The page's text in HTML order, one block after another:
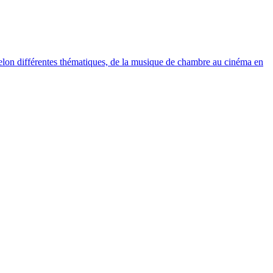
différentes thématiques, de la musique de chambre au cinéma en